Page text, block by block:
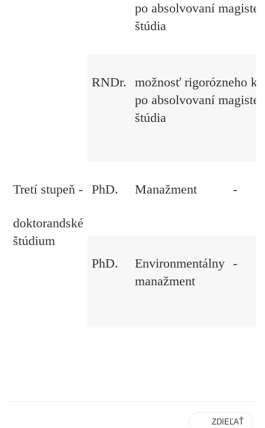
po absolvovaní
štúdia
RNDr.
možnosť rigorózneho
po absolvovaní
štúdia
Tretí stupeň -
doktorandské
štúdium
PhD. Manažment -
PhD.
Environmentálny
manažment
-
ZDIEĽAŤ